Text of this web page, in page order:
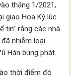
tháng 1/2021,
giao Hoa Kỳ lúc
tin” rằng các nhà
nhiễm loại
Hán bùng phát.
thời điểm đó